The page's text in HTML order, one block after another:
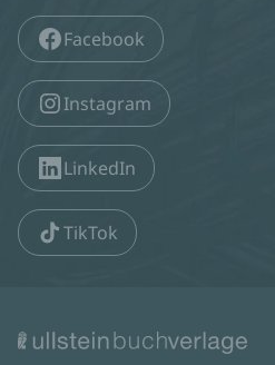
Facebook
Instagram
LinkedIn
TikTok